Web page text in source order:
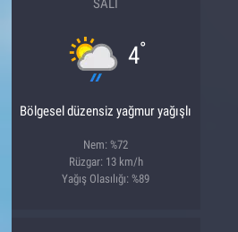
SALI
4°
Bölgesel düzensiz yağmur yağışlı
Nem: %72
Rüzgar: 13 km/h
Yağış Olasılığı: %89